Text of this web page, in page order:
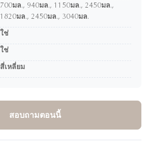
700มล., 940มล., 1150มล., 2450มล.,
1820มล., 2450มล., 3040มล.
ใช่
ใช่
สี่เหลี่ยม
สอบถามตอนนี้